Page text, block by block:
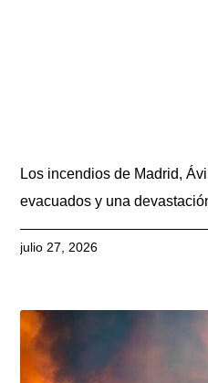
Los incendios de Madrid,
evacuados y una
julio 27, 2026